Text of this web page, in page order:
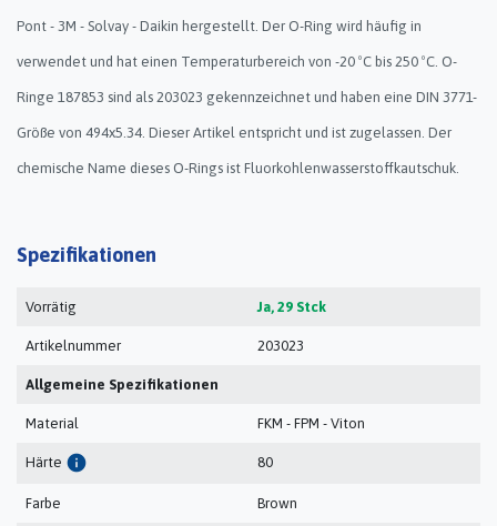
Pont - 3M - Solvay - Daikin hergestellt. Der O-Ring wird häufig in
verwendet und hat einen Temperaturbereich von -20 ºC bis 250 ºC. O-
Ringe 187853 sind als 203023 gekennzeichnet und haben eine DIN 3771-
Größe von 494x5.34. Dieser Artikel entspricht und ist zugelassen. Der
chemische Name dieses O-Rings ist Fluorkohlenwasserstoffkautschuk.
Spezifikationen
Vorrätig Ja, 29 Stck
Artikelnummer 203023
Allgemeine Spezifikationen
Material FKM - FPM - Viton
Härte info 80
Farbe Brown